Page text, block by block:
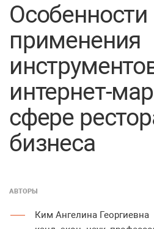
Особенности
применения
интернет-
сфере
бизнеса
АВТОРЫ
Ким Ангелина Георгиевна